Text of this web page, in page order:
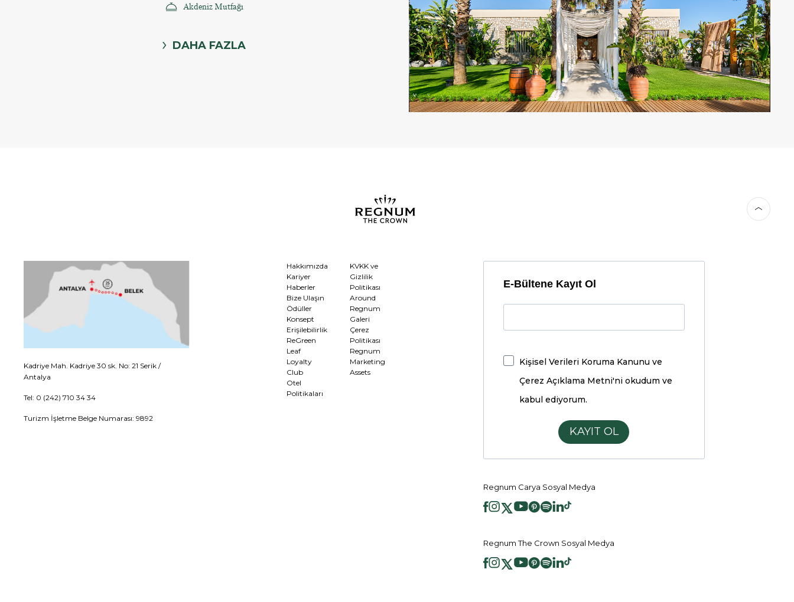
Akdeniz Mutfağı
DAHA FAZLA
Kadriye Mah. Kadriye 30 sk. No: 21 Serik /
Antalya
Tel: 0 (242) 710 34 34
Turizm İşletme Belge Numarası: 9892
Hakkımızda
Kariyer
Haberler
Bize Ulaşın
Ödüller
Konsept
Erişilebilirlik
ReGreen
Leaf
Loyalty
Club
Otel
Politikaları
KVKK ve
Gizlilik
Politikası
Around
Regnum
Galeri
Çerez
Politikası
Regnum
Marketing
Assets
E-Bültene Kayıt Ol
Kişisel Verileri Koruma Kanunu ve
Çerez Açıklama Metni'ni okudum ve
kabul ediyorum.
KAYIT OL
Regnum Carya Sosyal Medya
Regnum The Crown Sosyal Medya